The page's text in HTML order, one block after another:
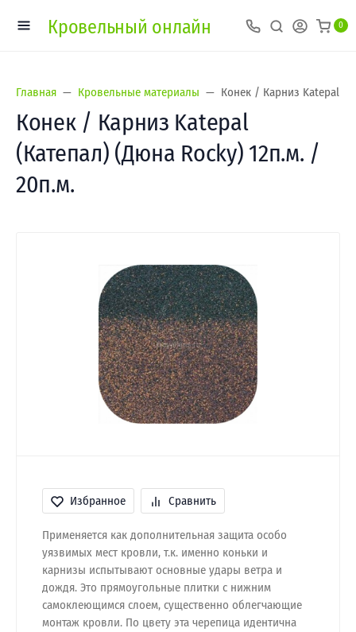
Кровельный онлайн 0
Главная Кровельные материалы Конек / Карниз Katepal
Конек / Карниз Katepal
(Катепал) (Дюна Rocky) 12п.м. /
20п.м.
Избранное Сравнить
Применяется как дополнительная защита особо
уязвимых мест кровли, т.к. именно коньки и
карнизы испытывают основные удары ветра и
дождя. Это прямоугольные плитки с нижним
самоклеющимся слоем, существенно облегчающие
монтаж кровли. По цвету эта черепица идентична